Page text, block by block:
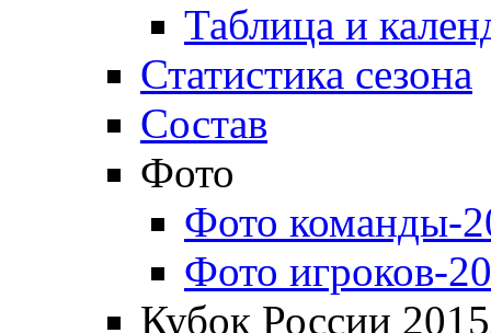
Таблица и
Статистика сезона
Состав
Фото
Фото команды-
Фото игроков-
Кубок России